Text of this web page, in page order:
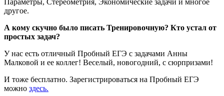
другое.
А кому скучно было писать Тренировочную? Кто устал от
простых задач?
У нас есть отличный Пробный ЕГЭ с задачами Анны
Малковой и ее коллег! Веселый, новогодний, с сюрпризами!
И тоже бесплатно. Зарегистрироваться на Пробный ЕГЭ
можно здесь.